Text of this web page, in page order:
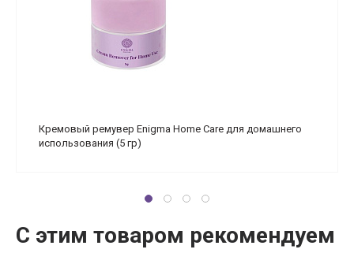
Кремовый ремувер Enigma Home Care для домашнего
использования (5 гр)
С этим товаром рекомендуем